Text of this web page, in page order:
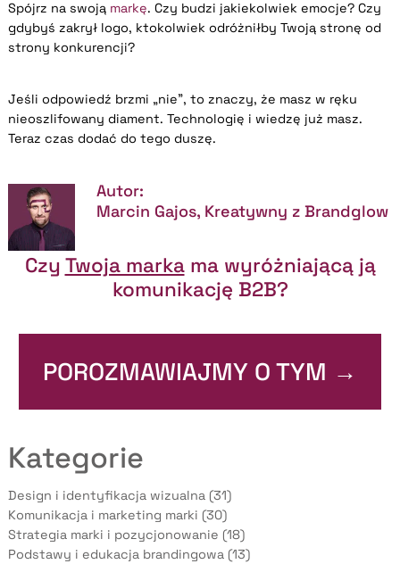
Spójrz na swoją markę. Czy budzi jakiekolwiek emocje? Czy
gdybyś zakrył logo, ktokolwiek odróżniłby Twoją stronę od
strony konkurencji?
Jeśli odpowiedź brzmi „nie”, to znaczy, że masz w ręku
nieoszlifowany diament. Technologię i wiedzę już masz.
Teraz czas dodać do tego duszę.
Autor:
Marcin Gajos, Kreatywny z Brandglow
Czy Twoja markama wyróżniającą ją
komunikację B2B?
POROZMAWIAJMY O TYM →
Kategorie
Design i identyfikacja wizualna (31)
Komunikacja i marketing marki (30)
Strategia marki i pozycjonowanie (18)
Podstawy i edukacja brandingowa (13)